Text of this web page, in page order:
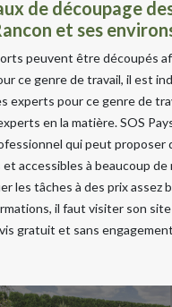
de découpage
et ses
peuvent être découpés
ce genre de travail, il est
experts pour ce genre de
en la matière. SOS
qui peut proposer
accessibles à beaucoup de
les tâches à des prix assez
il faut visiter son
gratuit et sans